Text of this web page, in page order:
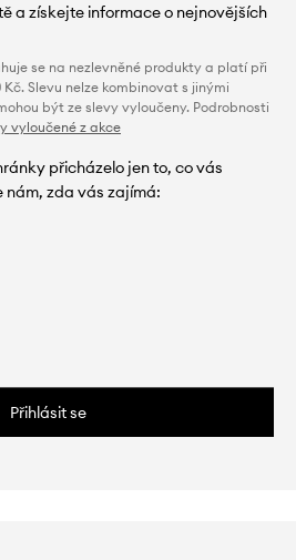
a získejte informace o nejnovějších
se na nezlevněné produkty a platí při
Slevu nelze kombinovat s jinými
být ze slevy vyloučeny. Podrobnosti
vyloučené z akce
přicházelo jen to, co vás
zda vás zajímá:
Přihlásit se